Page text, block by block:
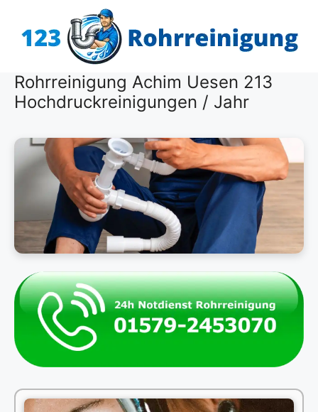
Inhalt
Rohrreinigung Achim Uesen 213
Hochdruckreinigungen / Jahr